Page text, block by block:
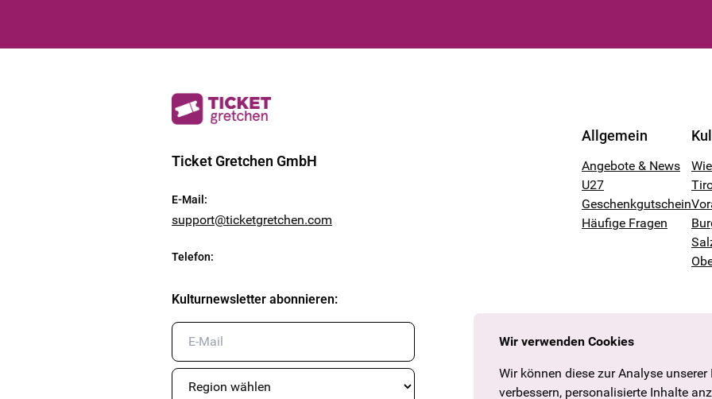
Ticket Gretchen GmbH
E-Mail :
support@ticketgretchen.com
Telefon:
Kulturnewsletter abonnieren:
Allgemein
Angebote & News
U27
Geschenkgutschein
Häufige Fragen
Wir verwenden Cookies
Wir können diese zur Analyse
verbessern, personalisierte Inhalte